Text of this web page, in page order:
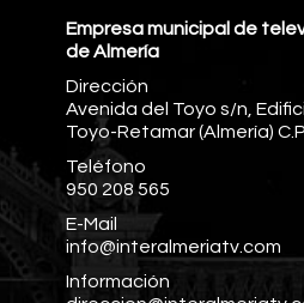
Empresa municipal de
de Almería
Dirección
Avenida del Toyo s/n,
Toyo-Retamar (Almería)
Teléfono
950 208 565
E-Mail
info@interalmeriatv.com
Información